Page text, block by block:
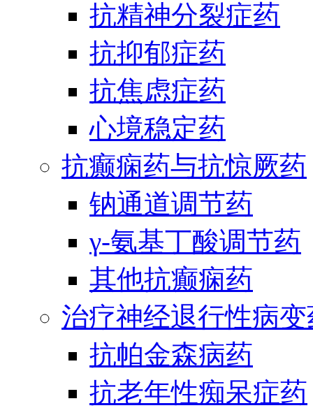
抗精神分裂症药
抗抑郁症药
抗焦虑症药
心境稳定药
抗癫痫药与抗惊厥药
钠通道调节药
γ-氨基丁酸调节药
其他抗癫痫药
治疗神经退行性病
抗帕金森病药
抗老年性痴呆症药